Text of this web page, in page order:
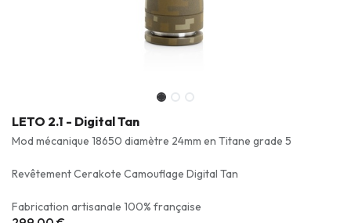
LETO 2.1 - Digital Tan
Mod mécanique 18650 diamètre 24mm en Titane grade 5
Revêtement Cerakote Camouflage Digital Tan
Fabrication artisanale 100% française